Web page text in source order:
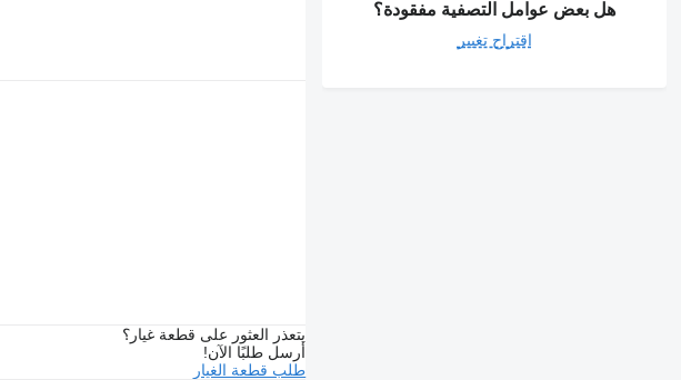
هل بعض عوامل التصفية مفقودة؟
اقتراح تغيير
يتعذر العثور على قطعة غيار؟
أرسل طلبًا الآن!
طلب قطعة الغيار